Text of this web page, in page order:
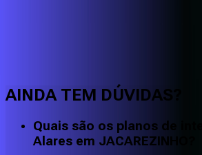
AINDA TEM DÚVIDAS?
Quais são os planos de
Alares em JACAREZINHO?